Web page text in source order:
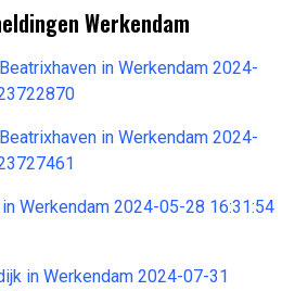
Werkendam
in Werkendam 2024-
in Werkendam 2024-
Werkendam 2024-05-28 16:31:54
in Werkendam 2024-07-31